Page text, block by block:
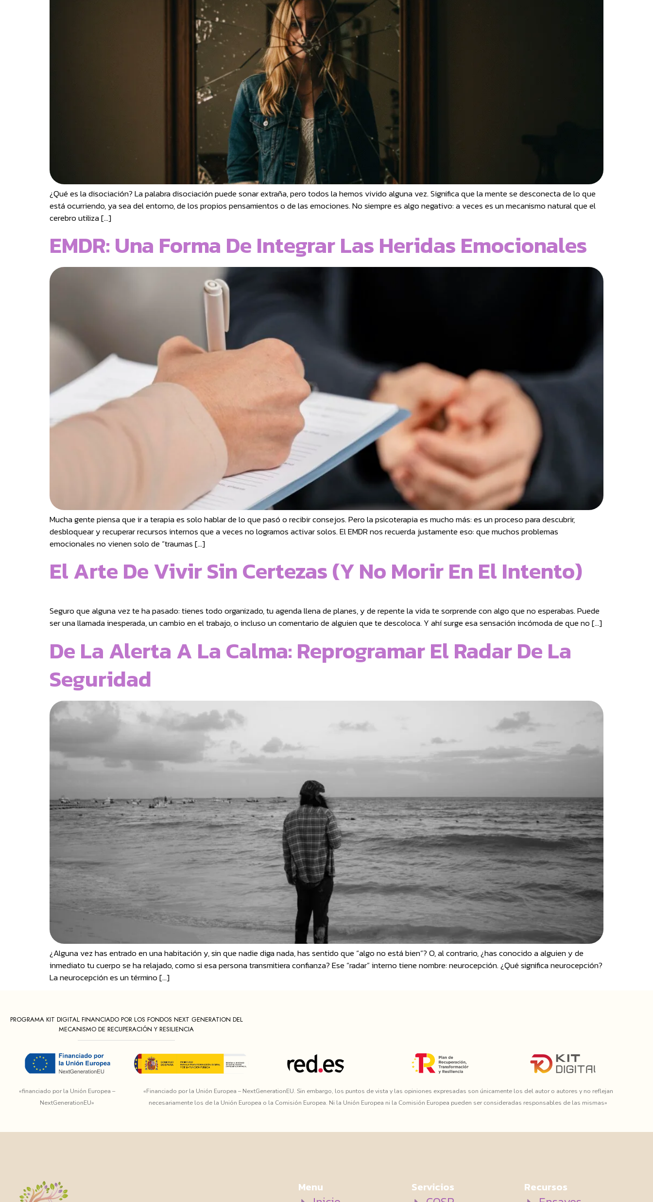
¿Qué es la disociación? La palabra disociación puede sonar extraña, pero todos la hemos vivido alguna vez. Significa que la mente se desconecta de lo que
está ocurriendo, ya sea del entorno, de los propios pensamientos o de las emociones. No siempre es algo negativo: a veces es un mecanismo natural que el
cerebro utiliza […]
EMDR: Una Forma De Integrar Las Heridas Emocionales
Mucha gente piensa que ir a terapia es solo hablar de lo que pasó o recibir consejos. Pero la psicoterapia es mucho más: es un proceso para descubrir,
desbloquear y recuperar recursos internos que a veces no logramos activar solos. El EMDR nos recuerda justamente eso: que muchos problemas
emocionales no vienen solo de “traumas […]
El Arte De Vivir Sin Certezas (y No Morir En El Intento)
Seguro que alguna vez te ha pasado: tienes todo organizado, tu agenda llena de planes, y de repente la vida te sorprende con algo que no esperabas. Puede
ser una llamada inesperada, un cambio en el trabajo, o incluso un comentario de alguien que te descoloca. Y ahí surge esa sensación incómoda de que no […]
De La Alerta A La Calma: Reprogramar El Radar De La
Seguridad
¿Alguna vez has entrado en una habitación y, sin que nadie diga nada, has sentido que “algo no está bien”? O, al contrario, ¿has conocido a alguien y de
inmediato tu cuerpo se ha relajado, como si esa persona transmitiera confianza? Ese “radar” interno tiene nombre: neurocepción. ¿Qué significa neurocepción?
La neurocepción es un término […]
PROGRAMA KIT DIGITAL FINANCIADO POR LOS FONDOS NEXT GENERATION DEL
MECANISMO DE RECUPERACIÓN Y RESILIENCIA
«financiado por la Unión Europea –
NextGenerationEU»
«Financiado por la Unión Europea – NextGenerationEU. Sin embargo, los puntos de vista y las opiniones expresadas son únicamente los del autor o autores y no reflejan
necesariamente los de la Unión Europea o la Comisión Europea. Ni la Unión Europea ni la Comisión Europea pueden ser consideradas responsables de las mismas»
Menu Servicios Recursos